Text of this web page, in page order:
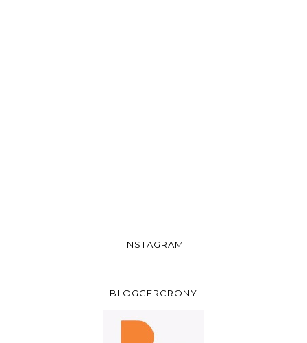
INSTAGRAM
BLOGGERCRONY